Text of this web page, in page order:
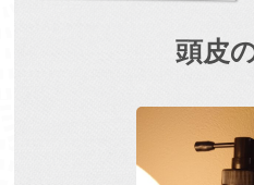
頭皮